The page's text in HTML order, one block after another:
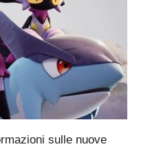
sulle nuove